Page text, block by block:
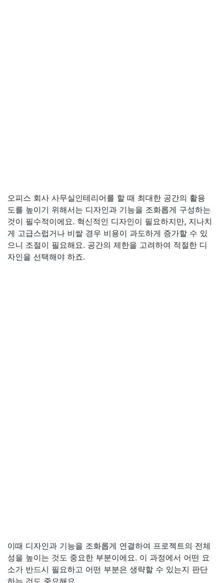
오피스 회사 사무실인테리어를 할 때 최대한 공간의 활용
도를 높이기 위해서는 디자인과 기능을 조화롭게 구성하는
것이 필수적이에요. 혁신적인 디자인이 필요하지만, 지나치
게 고급스럽거나 비쌀 경우 비용이 과도하게 증가할 수 있
으니 조절이 필요해요. 공간의 제한을 고려하여 적절한 디
자인을 선택해야 하죠.
이때 디자인과 기능을 조화롭게 연결하여 프로젝트의 전체
성을 높이는 것도 중요한 부분이에요. 이 과정에서 어떤 요
소가 반드시 필요하고 어떤 부분은 생략할 수 있는지 판단
하는 것도 중요해요.